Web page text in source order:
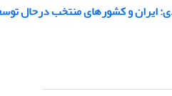
ایران و کشورهای منتخب درحال